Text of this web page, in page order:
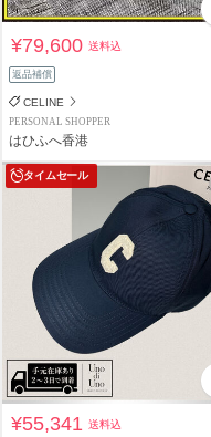
¥79,600送料込
返品補償
CELINE
PERSONAL SHOPPER
はひふへ香港
タイムセール
¥55,341送料込